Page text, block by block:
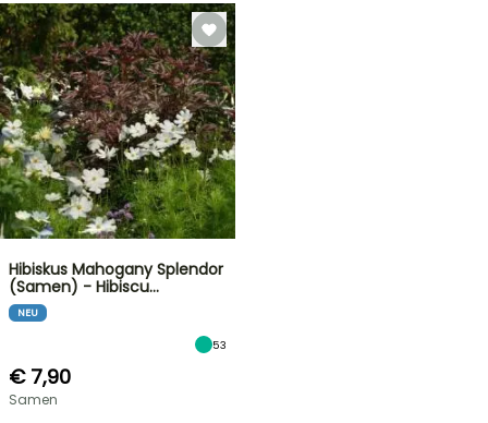
Hibiskus Mahogany Splendor
(Samen) - Hibiscu…
NEU
53
€ 7,90
Samen